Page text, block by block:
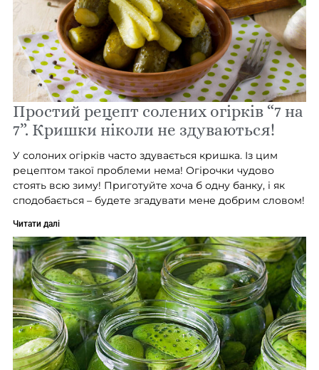
Простий рецепт солених огірків “7 на
7”. Кришки ніколи не здуваються!
У солоних огірків часто здувається кришка. Із цим
рецептом такої проблеми нема! Огірочки чудово
стоять всю зиму! Приготуйте хоча б одну банку, і як
сподобається – будете згадувати мене добрим словом!
Читати далі